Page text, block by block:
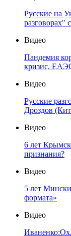
Русские на
разговорах"
Видео
Пандемия
кризис,
Видео
Русские
Дроздов
Видео
6 лет
признания?
Видео
5 лет
формата»
Видео